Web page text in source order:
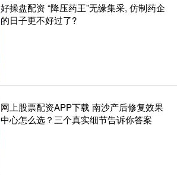
好操盘配资 “降压药王”无缘集采, 仿制药企
的日子更不好过了?
网上股票配资APP下载 南沙产后修复效果
中心怎么选？三个真实细节告诉你答案